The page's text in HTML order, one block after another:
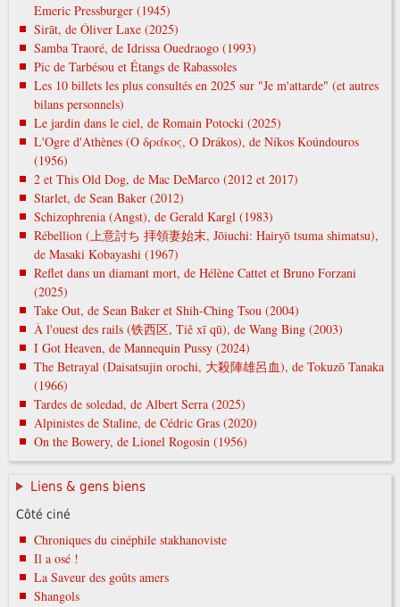
Emeric Pressburger (1945)
Sirāt, de Óliver Laxe (2025)
Samba Traoré, de Idrissa Ouedraogo (1993)
Pic de Tarbésou et Étangs de Rabassoles
Les 10 billets les plus consultés en 2025 sur "Je m'attarde" (et autres
bilans personnels)
Le jardin dans le ciel, de Romain Potocki (2025)
L'Ogre d'Athènes (Ο δράκος, O Drákos), de Níkos Koúndouros
(1956)
2 et This Old Dog, de Mac DeMarco (2012 et 2017)
Starlet, de Sean Baker (2012)
Schizophrenia (Angst), de Gerald Kargl (1983)
Rébellion (上意討ち 拝領妻始末, Jōiuchi: Hairyō tsuma shimatsu),
de Masaki Kobayashi (1967)
Reflet dans un diamant mort, de Hélène Cattet et Bruno Forzani
(2025)
Take Out, de Sean Baker et Shih-Ching Tsou (2004)
À l'ouest des rails (铁西区, Tiě xī qū), de Wang Bing (2003)
I Got Heaven, de Mannequin Pussy (2024)
The Betrayal (Daisatsujin orochi, 大殺陣雄呂血), de Tokuzō Tanaka
(1966)
Tardes de soledad, de Albert Serra (2025)
Alpinistes de Staline, de Cédric Gras (2020)
On the Bowery, de Lionel Rogosin (1956)
Liens & gens biens
Côté ciné
Chroniques du cinéphile stakhanoviste
Il a osé !
La Saveur des goûts amers
Shangols